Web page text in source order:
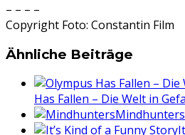
– – – –
Copyright Foto: Constantin Film
Ähnliche Beiträge
Has Fallen – Die Welt in
Mindhunters